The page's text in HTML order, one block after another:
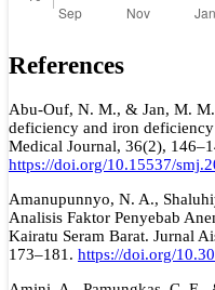
References
Abu-Ouf, N. M., & Jan, M.
deficiency and iron deficiency
Medical Journal, 36(2),
https://doi.org/10.15537/
Amanupunnyo, N. A.,
Analisis Faktor Penyebab
Kairatu Seram Barat. Jurnal
173–181. https://doi.org/